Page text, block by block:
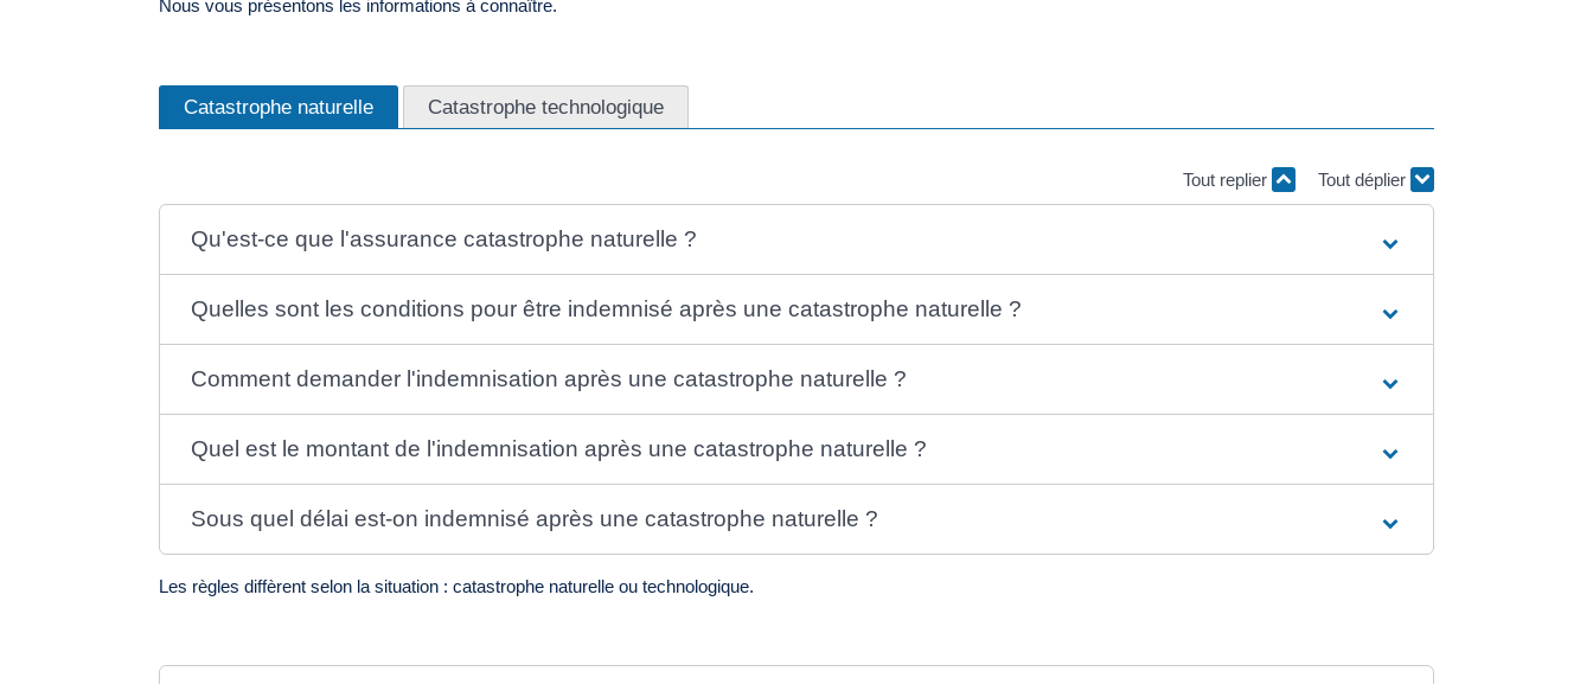
Nous vous présentons les informations à connaître.
Catastrophe naturelle Catastrophe technologique
Tout replier Tout déplier
Qu'est-ce que l'assurance catastrophe naturelle ?
Quelles sont les conditions pour être indemnisé après une catastrophe naturelle ?
Comment demander l'indemnisation après une catastrophe naturelle ?
Quel est le montant de l'indemnisation après une catastrophe naturelle ?
Sous quel délai est-on indemnisé après une catastrophe naturelle ?
Les règles diffèrent selon la situation : catastrophe naturelle ou technologique.